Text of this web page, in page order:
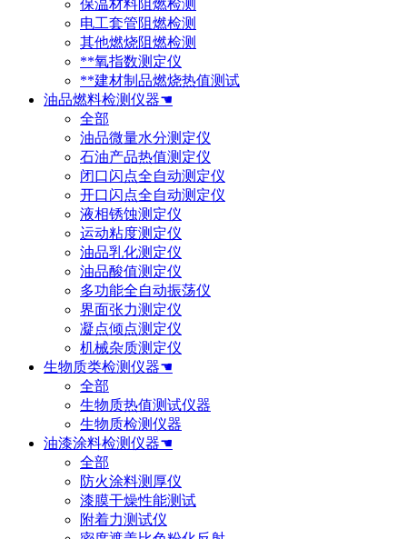
保温材料阻燃检测
电工套管阻燃检测
其他燃烧阻燃检测
**氧指数测定仪
**建材制品燃烧热值测试
油品燃料检测仪器☚
全部
油品微量水分测定仪
石油产品热值测定仪
闭口闪点全自动测定仪
开口闪点全自动测定仪
液相锈蚀测定仪
运动粘度测定仪
油品乳化测定仪
油品酸值测定仪
多功能全自动振荡仪
界面张力测定仪
凝点倾点测定仪
机械杂质测定仪
生物质类检测仪器☚
全部
生物质热值测试仪器
生物质检测仪器
油漆涂料检测仪器☚
全部
防火涂料测厚仪
漆膜干燥性能测试
附着力测试仪